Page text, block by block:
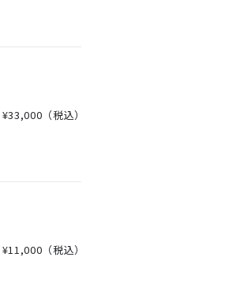
¥33,000 （税込）
¥11,000 （税込）